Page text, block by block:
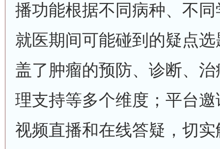
播功能根据不同病种、不
就医期间可能碰到的疑点
盖了肿瘤的预防、诊断、
理支持等多个维度；平台
视频直播和在线答疑，切